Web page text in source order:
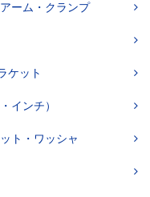
ーム・クランプ
ケット
インチ）
ト・ワッシャ